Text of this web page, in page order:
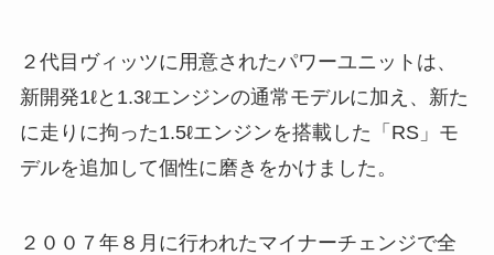
２代目ヴィッツに用意されたパワーユニットは、
新開発1ℓと1.3ℓエンジンの通常モデルに加え、新た
に走りに拘った1.5ℓエンジンを搭載した「RS」モ
デルを追加して個性に磨きをかけました。
２００７年８月に行われたマイナーチェンジで全